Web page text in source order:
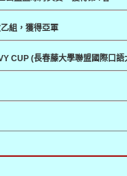
組，獲得亞軍
CUP (長春藤大學聯盟國際口